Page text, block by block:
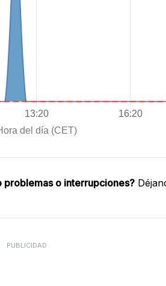
problemas o interrupciones?
PUBLICIDAD